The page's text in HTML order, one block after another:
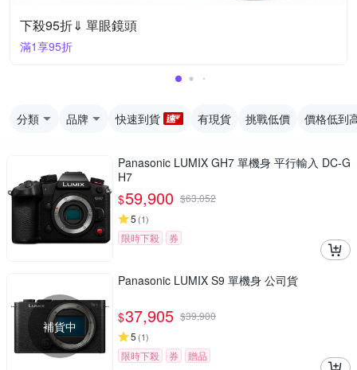
下殺95折⇓ 單眼鏡頭
滿1享95折
分類 品牌 快速到貨 有現貨 挑戰低價 價格低到
Panasonic LUMIX GH7 單機身 平行輸入 DC-G
H7
$59,900 $63,052
5 (1)
限時下殺 券
補貨中
Panasonic LUMIX S9 單機身 公司貨
$37,905 $39,900
5 (1)
限時下殺 券 贈品